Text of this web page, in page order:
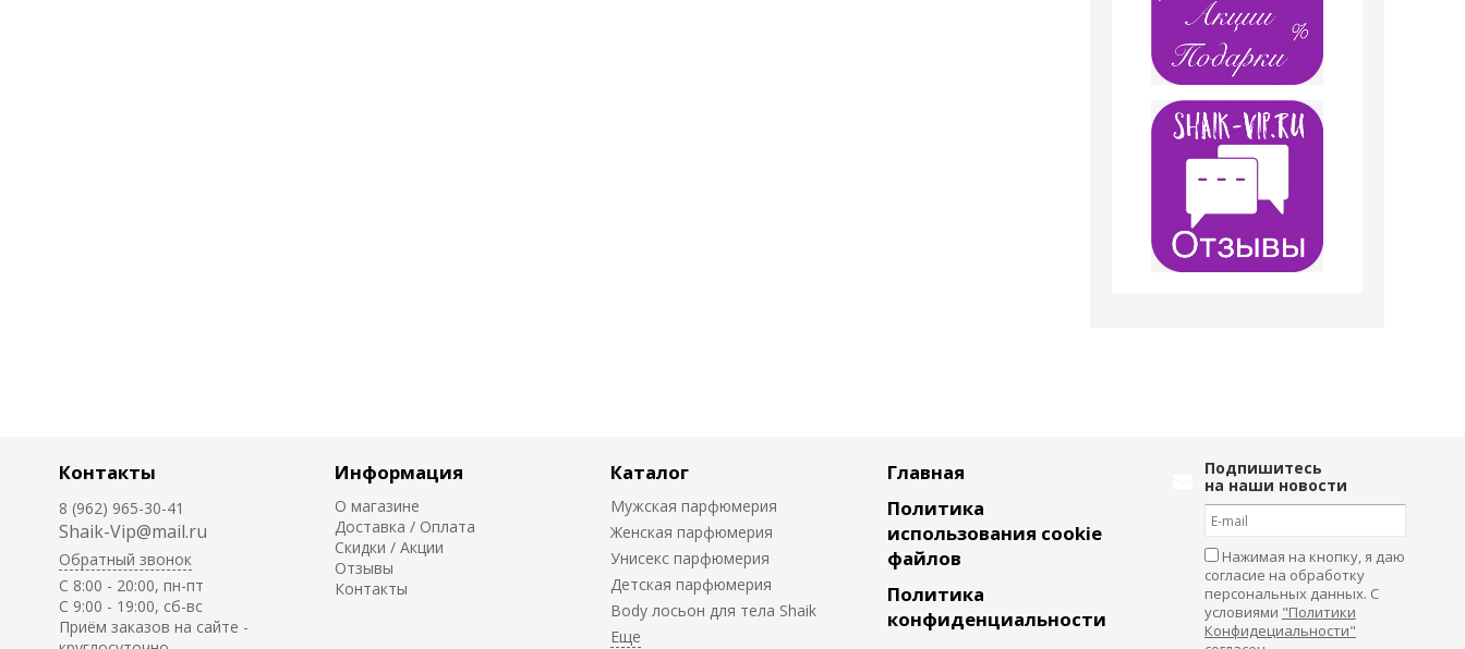
Контакты
8 (962) 965-30-41
Shaik-Vip@mail.ru
Обратный звонок
C 8:00 - 20:00, пн-пт
С 9:00 - 19:00, сб-вс
Приём заказов на сайте -
Информация
О магазине
Доставка / Оплата
Скидки / Акции
Отзывы
Контакты
Каталог
Мужская парфюмерия
Женская парфюмерия
Унисекс парфюмерия
Детская парфюмерия
Body лосьон для тела Shaik
Главная
Политика
использования cookie
файлов
Политика
конфиденциальности
Подпишитесь
на наши новости
Нажимая на кнопку, я даю
согласие на обработку
персональных данных. С
условиями "Политики
Конфидециальности"